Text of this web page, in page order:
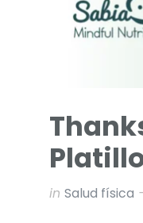
in Salud física